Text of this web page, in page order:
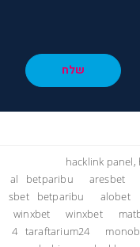
שלח
hacklink panel,
al
betparibu aresbet
sbet
betparibu alobet
winxbet
winxbet
4 taraftarium24